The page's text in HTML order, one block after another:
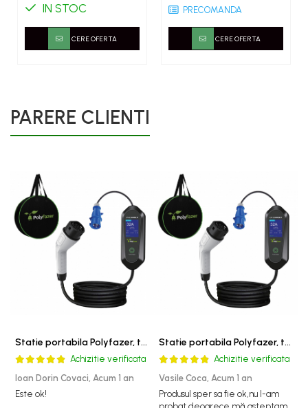
IN STOC
CERE OFERTA
PRECOMANDA
CERE OFERTA
PARERE CLIENTI
Statie portabila Polyfazer, type 2, 7 KW, 32A - 1 faza, lungime cablu 5m, putere ajustabila, Geanta transport cadou
Achizitie verificata
Ioan Dorin Covaci, Acum 1 an
Este ok!
Statie portabila Polyfazer, type 2, 7 KW, 32A - 1 faza, lungime cablu 5m, putere ajustabila, Geanta transport cadou
Achizitie verificata
Vasile Coca, Acum 1 an
Produsul sper sa fie ok,nu l-am